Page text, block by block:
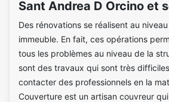
Sant Andrea D Orcino et
Des rénovations se réalisent au
immeuble. En fait, ces opérations
tous les problèmes au niveau de la
sont des travaux qui sont très
contacter des professionnels en la
Couverture est un artisan couvreur